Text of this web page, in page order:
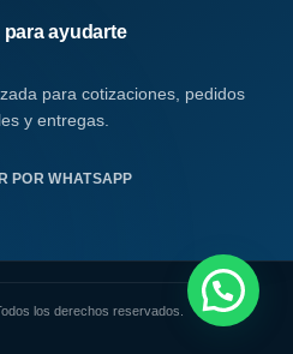
para ayudarte
para cotizaciones, pedidos
y entregas.
POR WHATSAPP
los derechos reservados.